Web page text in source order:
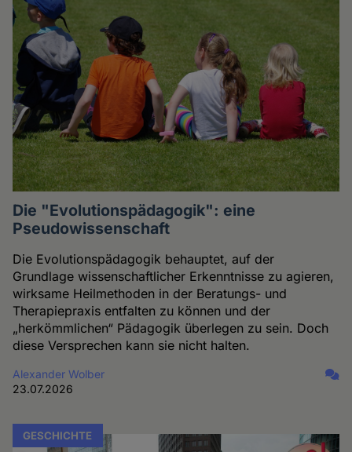
Die "Evolutionspädagogik": eine
Pseudowissenschaft
Die Evolutionspädagogik behauptet, auf der
Grundlage wissenschaftlicher Erkenntnisse zu agieren,
wirksame Heilmethoden in der Beratungs- und
Therapiepraxis entfalten zu können und der
„herkömmlichen“ Pädagogik überlegen zu sein. Doch
diese Versprechen kann sie nicht halten.
Alexander Wolber
23.07.2026
GESCHICHTE